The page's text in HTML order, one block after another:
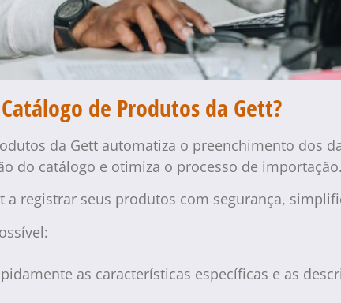
de Produtos da Gett?
da Gett automatiza o preenchimento dos
do catálogo e otimiza o processo de importação.
a registrar seus produtos com segurança,
as características específicas e as